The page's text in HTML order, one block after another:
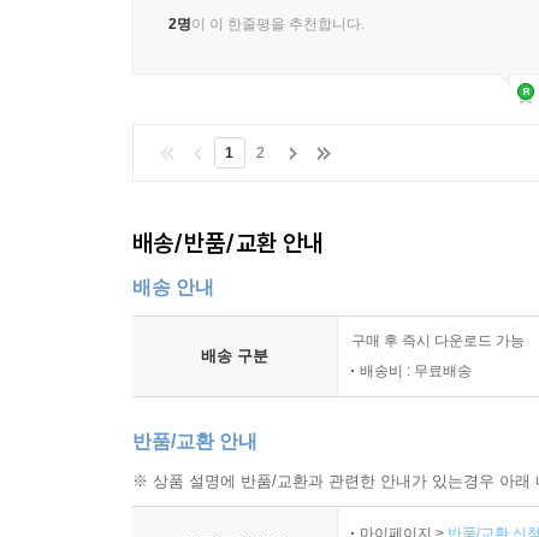
2명이 이 한줄평을 추천합니다.
1 2
배송/반품/교환 안내
배송 안내
배송 구분
구매 후 즉시 다운로드 가능
배송비 : 무료배송
반품/교환 안내
※ 상품 설명에 반품/교환과 관련한 안내가 있는경우 아
마이페이지 > 반품/교환 신